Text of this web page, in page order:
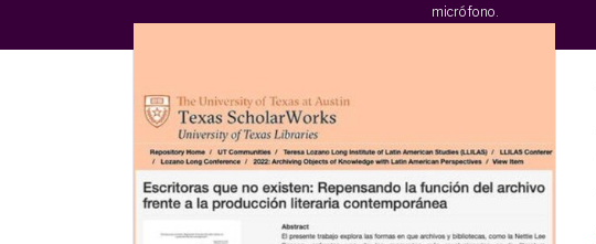
micrófono.